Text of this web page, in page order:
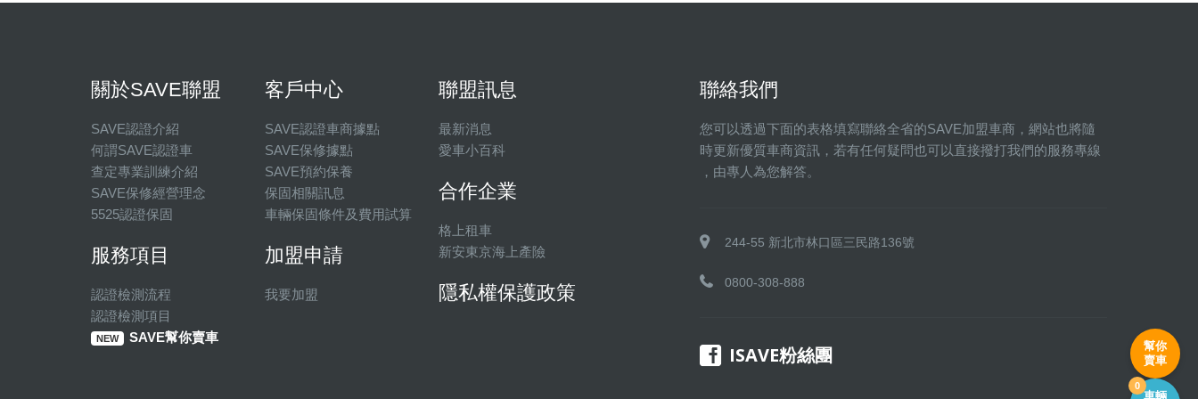
關於SAVE聯盟
SAVE認證介紹
何謂SAVE認證車
查定專業訓練介紹
SAVE保修經營理念
5525認證保固
服務項目
認證檢測流程
認證檢測項目
NEW SAVE幫你賣車
客戶中心
SAVE認證車商據點
SAVE保修據點
SAVE預約保養
保固相關訊息
車輛保固條件及費用試算
加盟申請
我要加盟
聯盟訊息
最新消息
愛車小百科
合作企業
格上租車
新安東京海上產險
隱私權保護政策
聯絡我們
您可以透過下面的表格填寫聯絡全省的SAVE加盟車商，網站也將隨
時更新優質車商資訊，若有任何疑問也可以直接撥打我們的服務專線
，由專人為您解答。
244-55 新北市林口區三民路136號
0800-308-888
ISAVE粉絲團
幫你
賣車
車輛
0